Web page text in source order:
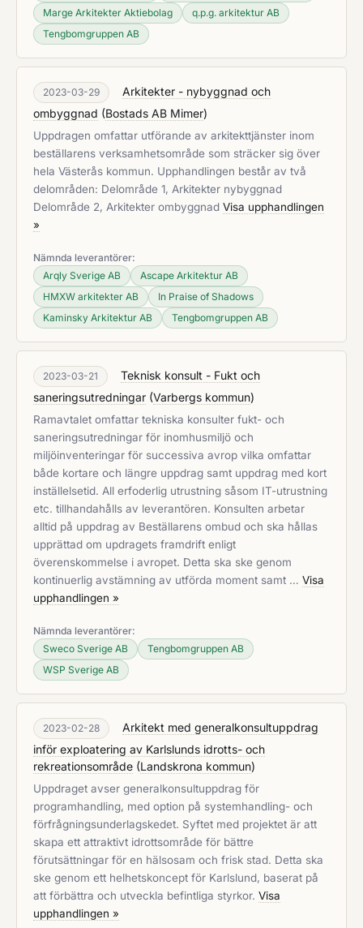
Marge Arkitekter Aktiebolag
q.p.g. arkitektur AB
Tengbomgruppen AB
2023-03-29
Arkitekter - nybyggnad och
ombyggnad (Bostads AB Mimer)
Uppdragen omfattar utförande av arkitekttjänster inom
beställarens verksamhetsområde som sträcker sig över
hela Västerås kommun. Upphandlingen består av två
delområden: Delområde 1, Arkitekter nybyggnad
Delområde 2, Arkitekter ombyggnad Visa upphandlingen
»
Nämnda leverantörer:
Arqly Sverige AB
Ascape Arkitektur AB
HMXW arkitekter AB
In Praise of Shadows
Kaminsky Arkitektur AB
Tengbomgruppen AB
2023-03-21
Teknisk konsult - Fukt och
saneringsutredningar (Varbergs kommun)
Ramavtalet omfattar tekniska konsulter fukt- och
saneringsutredningar för inomhusmiljö och
miljöinventeringar för successiva avrop vilka omfattar
både kortare och längre uppdrag samt uppdrag med kort
inställelsetid. All erfoderlig utrustning såsom IT-utrustning
etc. tillhandahålls av leverantören. Konsulten arbetar
alltid på uppdrag av Beställarens ombud och ska hållas
upprättad om updragets framdrift enligt
överenskommelse i avropet. Detta ska ske genom
kontinuerlig avstämning av utförda moment samt … Visa
upphandlingen »
Nämnda leverantörer:
Sweco Sverige AB
Tengbomgruppen AB
WSP Sverige AB
2023-02-28
Arkitekt med generalkonsultuppdrag
inför exploatering av Karlslunds idrotts- och
rekreationsområde (Landskrona kommun)
Uppdraget avser generalkonsultuppdrag för
programhandling, med option på systemhandling- och
förfrågningsunderlagskedet. Syftet med projektet är att
skapa ett attraktivt idrottsområde för bättre
förutsättningar för en hälsosam och frisk stad. Detta ska
ske genom ett helhetskoncept för Karlslund, baserat på
att förbättra och utveckla befintliga styrkor. Visa
upphandlingen »